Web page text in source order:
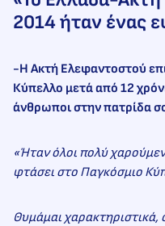
2014 ήταν ένας
-Η Ακτή Ελεφαντοστού
Κύπελλο μετά από 12
άνθρωποι στην πατρίδα
«Ήταν όλοι πολύ
φτάσει στο Παγκόσμιο
Θυμάμαι